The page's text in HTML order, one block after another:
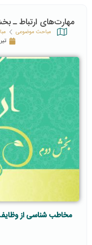
مهارت‌های ارتباط ـ
مباحث موضوعی
تیر 17, 1397
مخاطب شناسی از